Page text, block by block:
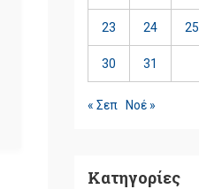
23 24 25
30 31
« Σεπ Νοέ »
Kατηγορίες